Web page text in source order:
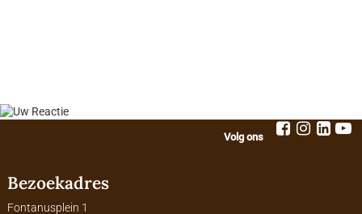
Volg ons
Bezoekadres
Fontanusplein 1